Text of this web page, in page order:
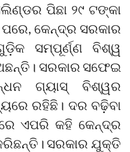
ପିଛା ୨୯ ଟଙ୍କା
କେନ୍ଦ୍ର ସରକାର
ସମ୍ପୂର୍ଣ୍ଣ ବିଶ୍ୱ
ସରକାର ସଫେଇ
ଗ୍ୟାସ୍ ବିଶ୍ୱର
ରହିଛି। ଦର ବଢ଼ିବା
ଏପରି କହି କେନ୍ଦ୍ର
ସରକାର ଯୁକ୍ତି